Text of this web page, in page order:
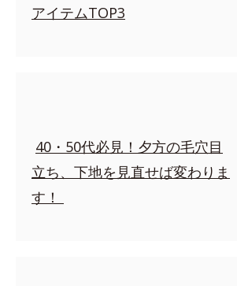
アイテムTOP3
40・50代必見！夕方の毛穴目
立ち、下地を見直せば変わりま
す！